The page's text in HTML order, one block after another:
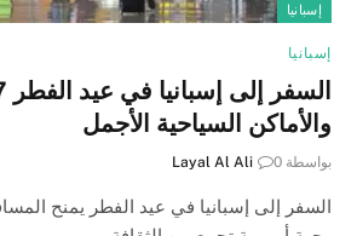
إسبانيا
إسبانيا
والأماكن السياحية الأجمل
بواسطة Layal Al Ali 0
السفر إلى إسبانيا في عيد الفطر يمنح